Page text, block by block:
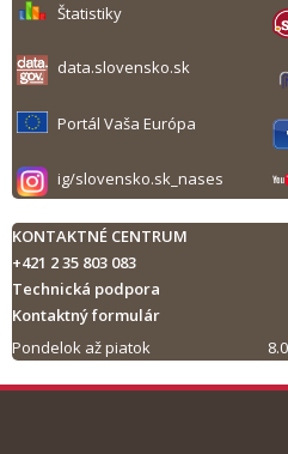
Štatistiky
data.slovensko.sk
Portál Vaša Európa
ig/slovensko.sk_nases
KONTAKTNÉ CENTRUM
+421 2 35 803 083
Technická podpora
Kontaktný formulár
Pondelok až piatok
Tlač obsahu